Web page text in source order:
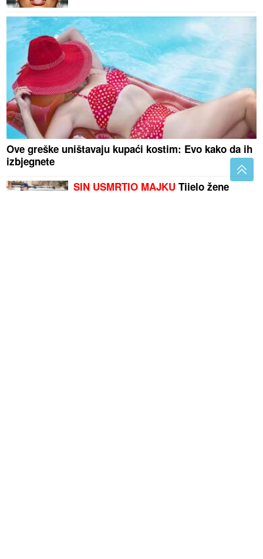
Ove greške uništavaju kupaći kostim: Evo kako da ih
izbjegnete
SIN USMRTIO MAJKU Tijelo žene